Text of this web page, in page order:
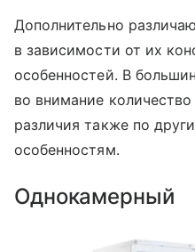
Дополнительно
в зависимости от их
особенностей. В
во внимание
различия также по
особенностям.
Однокамерный